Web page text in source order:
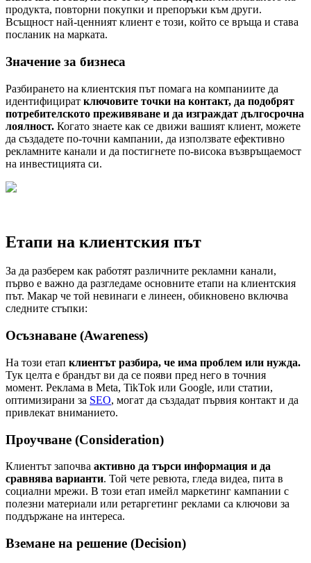
продукта, повторни покупки и препоръки към други.
Всъщност най-ценният клиент е този, който се връща и става
посланик на марката.
Значение за бизнеса
Разбирането на клиентския път помага на компаниите да
идентифицират ключовите точки на контакт, да подобрят
потребителското преживяване и да изграждат дългосрочна
лоялност. Когато знаете как се движи вашият клиент, можете
да създадете по-точни кампании, да използвате ефективно
рекламните канали и да постигнете по-висока възвръщаемост
на инвестицията си.
Етапи на клиентския път
За да разберем как работят различните рекламни канали,
първо е важно да разгледаме основните етапи на клиентския
път. Макар че той невинаги е линеен, обикновено включва
следните стъпки:
Осъзнаване (Awareness)
На този етап клиентът разбира, че има проблем или нужда.
Тук целта е брандът ви да се появи пред него в точния
момент. Реклама в Meta, TikTok или Google, или статии,
оптимизирани за SEO, могат да създадат първия контакт и да
привлекат вниманието.
Проучване (Consideration)
Клиентът започва активно да търси информация и да
сравнява варианти. Той чете ревюта, гледа видеа, пита в
социални мрежи. В този етап имейл маркетинг кампании с
полезни материали или ретаргетинг реклами са ключови за
поддържане на интереса.
Вземане на решение (Decision)